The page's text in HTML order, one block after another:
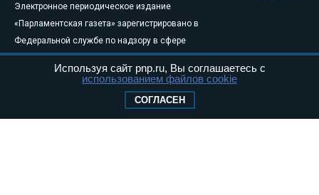
Электронное периодическое издание
«Парламентская газета» зарегистрировано в
Федеральной службе по надзору в сфере
связи, информационных технологий и
массовых коммуникаций (Роскомнадзор) 05
Свидетельство о регистрации Эл № ФС77-
Используя сайт pnp.ru, Вы соглашаетесь с
использованием файлов cookie
СОГЛАСЕН